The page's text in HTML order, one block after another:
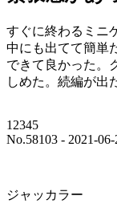
すぐに終わるミニ
中にも出てて簡単
できて良かった。
しめた。続編が出
12345
No.58103 - 2021-06-
ジャッカラー